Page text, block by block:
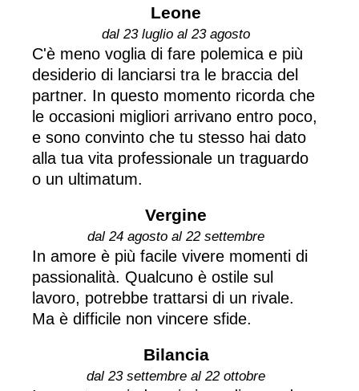
Leone
dal 23 luglio al 23 agosto
C'è meno voglia di fare polemica e più
desiderio di lanciarsi tra le braccia del
partner. In questo momento ricorda che
le occasioni migliori arrivano entro poco,
e sono convinto che tu stesso hai dato
alla tua vita professionale un traguardo
o un ultimatum.
Vergine
dal 24 agosto al 22 settembre
In amore è più facile vivere momenti di
passionalità. Qualcuno è ostile sul
lavoro, potrebbe trattarsi di un rivale.
Ma è difficile non vincere sfide.
Bilancia
dal 23 settembre al 22 ottobre